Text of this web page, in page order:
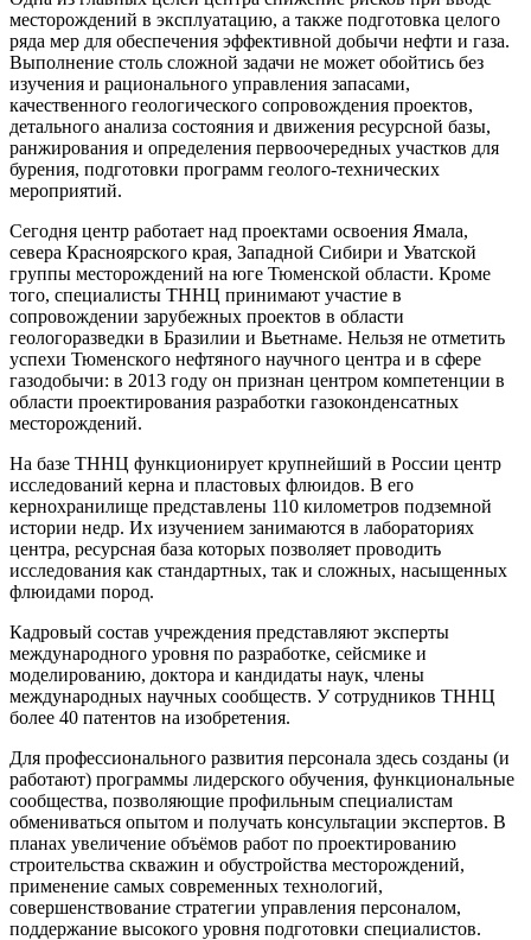
месторождений в эксплуатацию, а также подготовка целого
ряда мер для обеспечения эффективной добычи нефти и газа.
Выполнение столь сложной задачи не может обойтись без
изучения и рационального управления запасами,
качественного геологического сопровождения проектов,
детального анализа состояния и движения ресурсной базы,
ранжирования и определения первоочередных участков для
бурения, подготовки программ геолого-технических
мероприятий.
Сегодня центр работает над проектами освоения Ямала,
севера Красноярского края, Западной Сибири и Уватской
группы месторождений на юге Тюменской области. Кроме
того, специалисты ТННЦ принимают участие в
сопровождении зарубежных проектов в области
геологоразведки в Бразилии и Вьетнаме. Нельзя не отметить
успехи Тюменского нефтяного научного центра и в сфере
газодобычи: в 2013 году он признан центром компетенции в
области проектирования разработки газоконденсатных
месторождений.
На базе ТННЦ функционирует крупнейший в России центр
исследований керна и пластовых флюидов. В его
кернохранилище представлены 110 километров подземной
истории недр. Их изучением занимаются в лабораториях
центра, ресурсная база которых позволяет проводить
исследования как стандартных, так и сложных, насыщенных
флюидами пород.
Кадровый состав учреждения представляют эксперты
международного уровня по разработке, сейсмике и
моделированию, доктора и кандидаты наук, члены
международных научных сообществ. У сотрудников ТННЦ
более 40 патентов на изобретения.
Для профессионального развития персонала здесь созданы (и
работают) программы лидерского обучения, функциональные
сообщества, позволяющие профильным специалистам
обмениваться опытом и получать консультации экспертов. В
планах увеличение объёмов работ по проектированию
строительства скважин и обустройства месторождений,
применение самых современных технологий,
совершенствование стратегии управления персоналом,
поддержание высокого уровня подготовки специалистов.